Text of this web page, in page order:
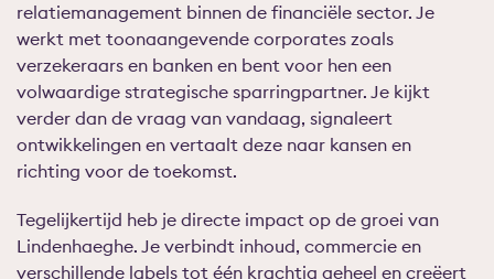
relatiemanagement binnen de financiële sector. Je
werkt met toonaangevende corporates zoals
verzekeraars en banken en bent voor hen een
volwaardige strategische sparringpartner. Je kijkt
verder dan de vraag van vandaag, signaleert
ontwikkelingen en vertaalt deze naar kansen en
richting voor de toekomst.
Tegelijkertijd heb je directe impact op de groei van
Lindenhaeghe. Je verbindt inhoud, commercie en
verschillende labels tot één krachtig geheel en creëert